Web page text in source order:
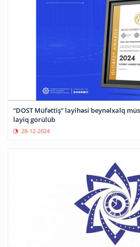
“DOST Müfəttiş” layihəsi beynəlxalq
layiq görülüb
28-12-2024